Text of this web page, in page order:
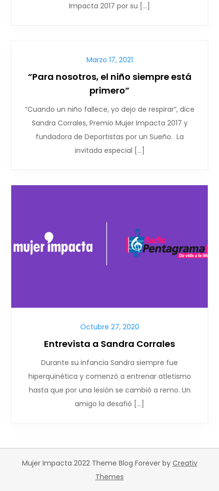
Impacta 2017 por su […]
Marzo 17, 2021
“Para nosotros, el niño siempre está
primero”
“Cuando un niño fallece, yo dejo de respirar”, dice
Sandra Corrales, Premio Mujer Impacta 2017 y
fundadora de Deportistas por un Sueño. La
invitada especial […]
Octubre 27, 2020
Entrevista a Sandra Corrales
Durante su infancia Sandra siempre fue
hiperquinética y comenzó a entrenar atletismo
hasta que por una lesión se cambió a remo. Un
amigo la desafió […]
Mujer Impacta 2022 Theme Blog Forever by Creativ
Themes